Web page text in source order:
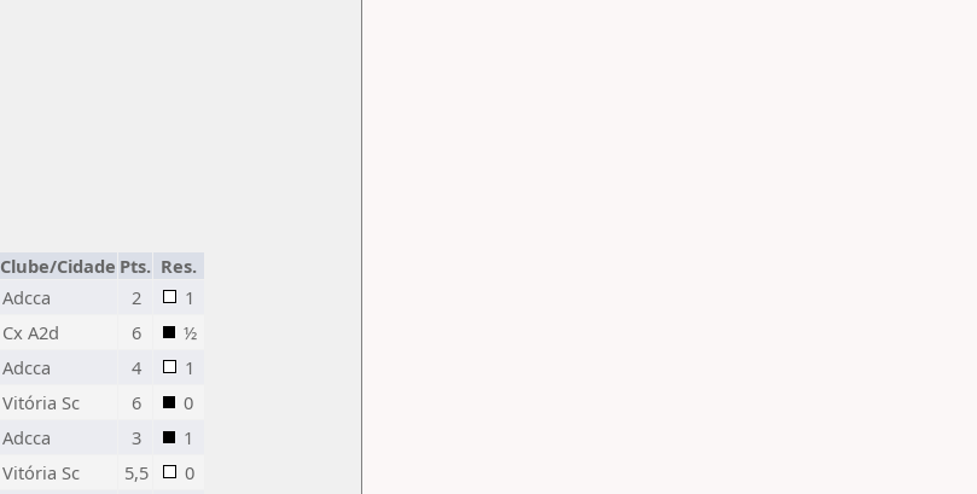
Clube/Cidade Pts. Res.
Adcca 2
1
Cx A2d 6
½
Adcca 4
1
Vitória Sc 6
0
Adcca 3
1
Vitória Sc 5,5 0